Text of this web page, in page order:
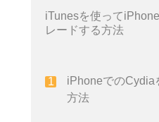
iTunesを使って
レードする方法
iPhoneでのCydia
方法